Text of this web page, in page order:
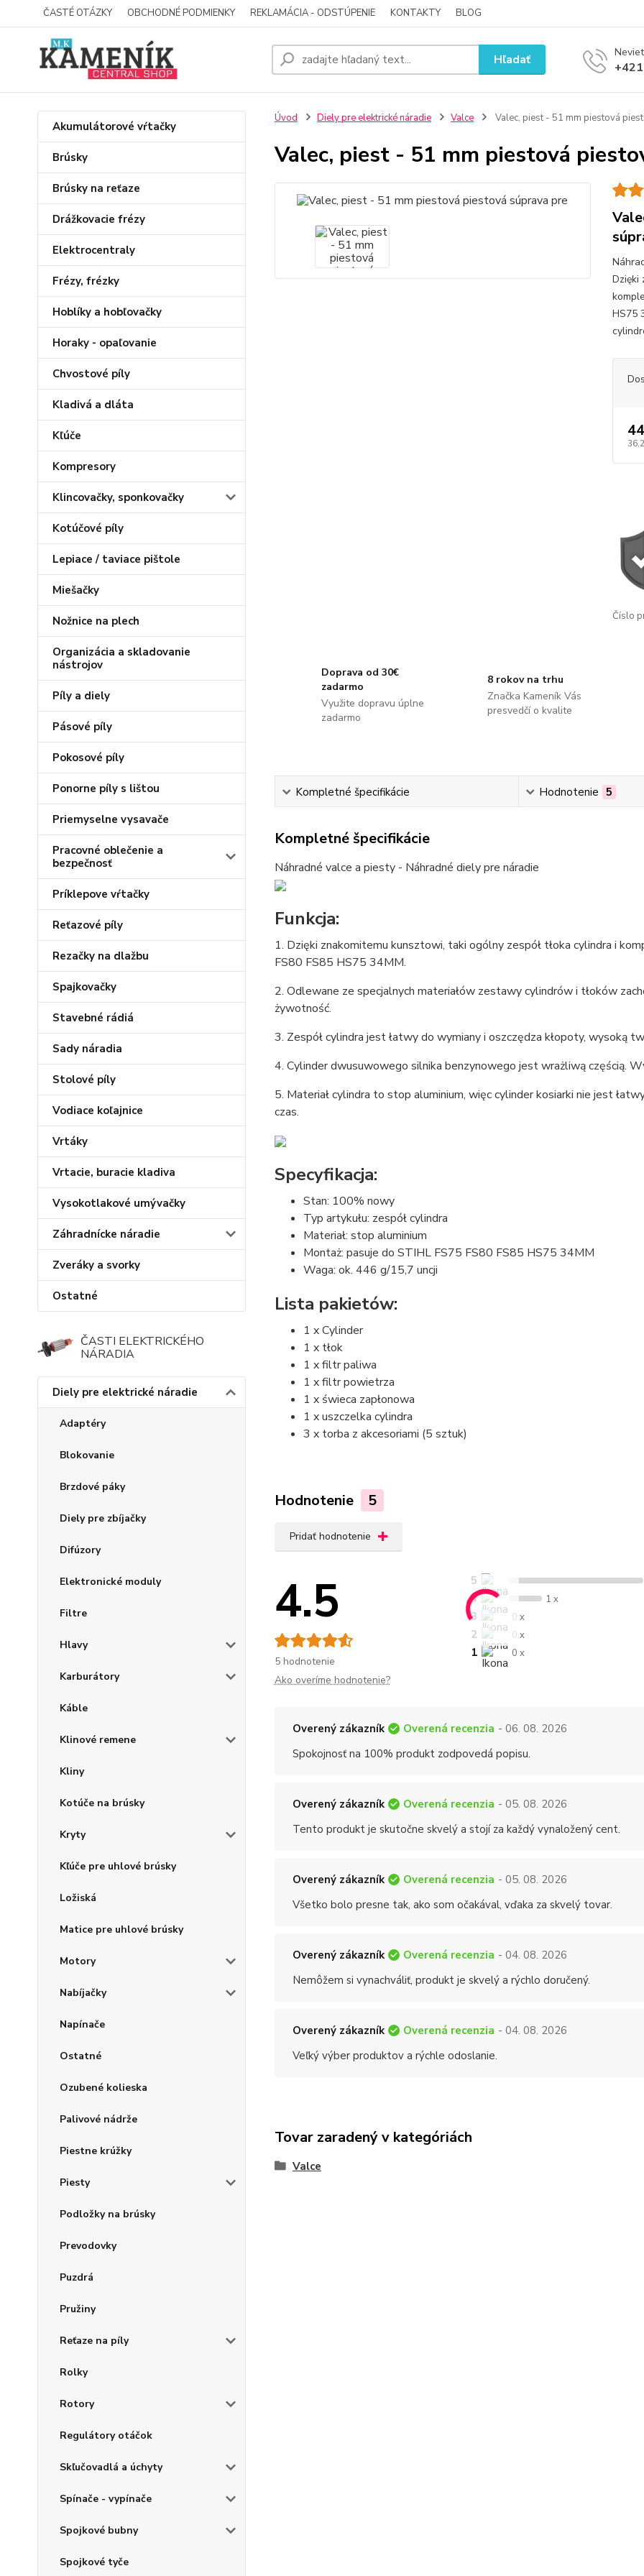
ČASTÉ OTÁZKY OBCHODNÉ PODMIENKY REKLAMÁCIA - ODSTÚPENIE KONTAKTY BLOG
Hľadať
Akumulátorové vŕtačky
Brúsky
Brúsky na reťaze
Drážkovacie frézy
Elektrocentraly
Frézy, frézky
Hoblíky a hobľovačky
Horaky - opaľovanie
Chvostové píly
Kladivá a dláta
Kľúče
Kompresory
Klincovačky, sponkovačky
Kotúčové píly
Lepiace / taviace pištole
Miešačky
Nožnice na plech
Organizácia a skladovanie
nástrojov
Píly a diely
Pásové píly
Pokosové píly
Ponorne píly s lištou
Priemyselne vysavače
Pracovné oblečenie a
bezpečnosť
Príklepove vŕtačky
Reťazové píly
Rezačky na dlažbu
Spajkovačky
Stavebné rádiá
Sady náradia
Stolové píly
Vodiace koľajnice
Vrtáky
Vrtacie, buracie kladiva
Vysokotlakové umývačky
Záhradnícke náradie
Zveráky a svorky
Ostatné
ČASTI ELEKTRICKÉHO
NÁRADIA
Diely pre elektrické náradie
Adaptéry
Blokovanie
Brzdové páky
Diely pre zbíjačky
Difúzory
Elektronické moduly
Filtre
Hlavy
Karburátory
Káble
Klinové remene
Kliny
Kotúče na brúsky
Kryty
Kľúče pre uhlové brúsky
Ložiská
Matice pre uhlové brúsky
Motory
Nabíjačky
Napínače
Ostatné
Ozubené kolieska
Palivové nádrže
Piestne krúžky
Piesty
Podložky na brúsky
Prevodovky
Puzdrá
Pružiny
Reťaze na píly
Rolky
Rotory
Regulátory otáčok
Skľučovadlá a úchyty
Spínače - vypínače
Spojkové bubny
Spojkové tyče
Úvod Diely pre elektrické náradie Valce Valec, piest - 51 mm piestová
Valec, piest - 51 mm piestová
Dzięki
HS75
Číslo
Doprava od 30€
zadarmo
Využite dopravu úplne
zadarmo
8 rokov na trhu
Značka Kameník Vás
presvedčí o kvalite
Kompletné špecifikácie Hodnotenie 5
Kompletné špecifikácie
Náhradné valce a piesty - Náhradné diely pre náradie
Funkcja:
1. Dzięki znakomitemu kunsztowi, taki ogólny zespół tłoka cylindra i
FS80 FS85 HS75 34MM.
2. Odlewane ze specjalnych materiałów zestawy cylindrów i tłoków
żywotność.
3. Zespół cylindra jest łatwy do wymiany i oszczędza kłopoty, wysoką
4. Cylinder dwusuwowego silnika benzynowego jest wrażliwą częścią.
5. Materiał cylindra to stop aluminium, więc cylinder kosiarki nie jest
czas.
Specyfikacja:
Stan: 100% nowy
Typ artykułu: zespół cylindra
Materiał: stop aluminium
Montaż: pasuje do STIHL FS75 FS80 FS85 HS75 34MM
Waga: ok. 446 g/15,7 uncji
Lista pakietów:
1 x Cylinder
1 x tłok
1 x filtr paliwa
1 x filtr powietrza
1 x świeca zapłonowa
1 x uszczelka cylindra
3 x torba z akcesoriami (5 sztuk)
Hodnotenie 5
Pridať hodnotenie
4.5
5 hodnotenie
5
4
1 x
3 0 x
2 0 x
1 0 x
Ako overíme hodnotenie?
Overený zákazník Overená recenzia - 06. 08. 2026
Spokojnosť na 100% produkt zodpovedá popisu.
Overený zákazník Overená recenzia - 05. 08. 2026
Tento produkt je skutočne skvelý a stojí za každý vynaložený cent.
Overený zákazník Overená recenzia - 05. 08. 2026
Všetko bolo presne tak, ako som očakával, vďaka za skvelý tovar.
Overený zákazník Overená recenzia - 04. 08. 2026
Nemôžem si vynachváliť, produkt je skvelý a rýchlo doručený.
Overený zákazník Overená recenzia - 04. 08. 2026
Veľký výber produktov a rýchle odoslanie.
Tovar zaradený v kategóriách
Valce